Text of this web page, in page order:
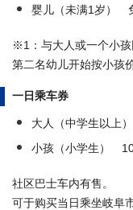
婴儿（未满1岁）
※1：与大人或一个小孩
第二名幼儿开始按小孩
一日乘车券
大人（中学生以上
小孩（小学生）
社区巴士车内有售。
可于购买当日乘坐岐阜